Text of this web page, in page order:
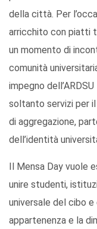
della città. Per
arricchito con piatti
un momento di
comunità
impegno
soltanto servizi per
di aggregazione,
dell’identità
Il Mensa Day vuole
unire studenti,
universale del cibo
appartenenza e la